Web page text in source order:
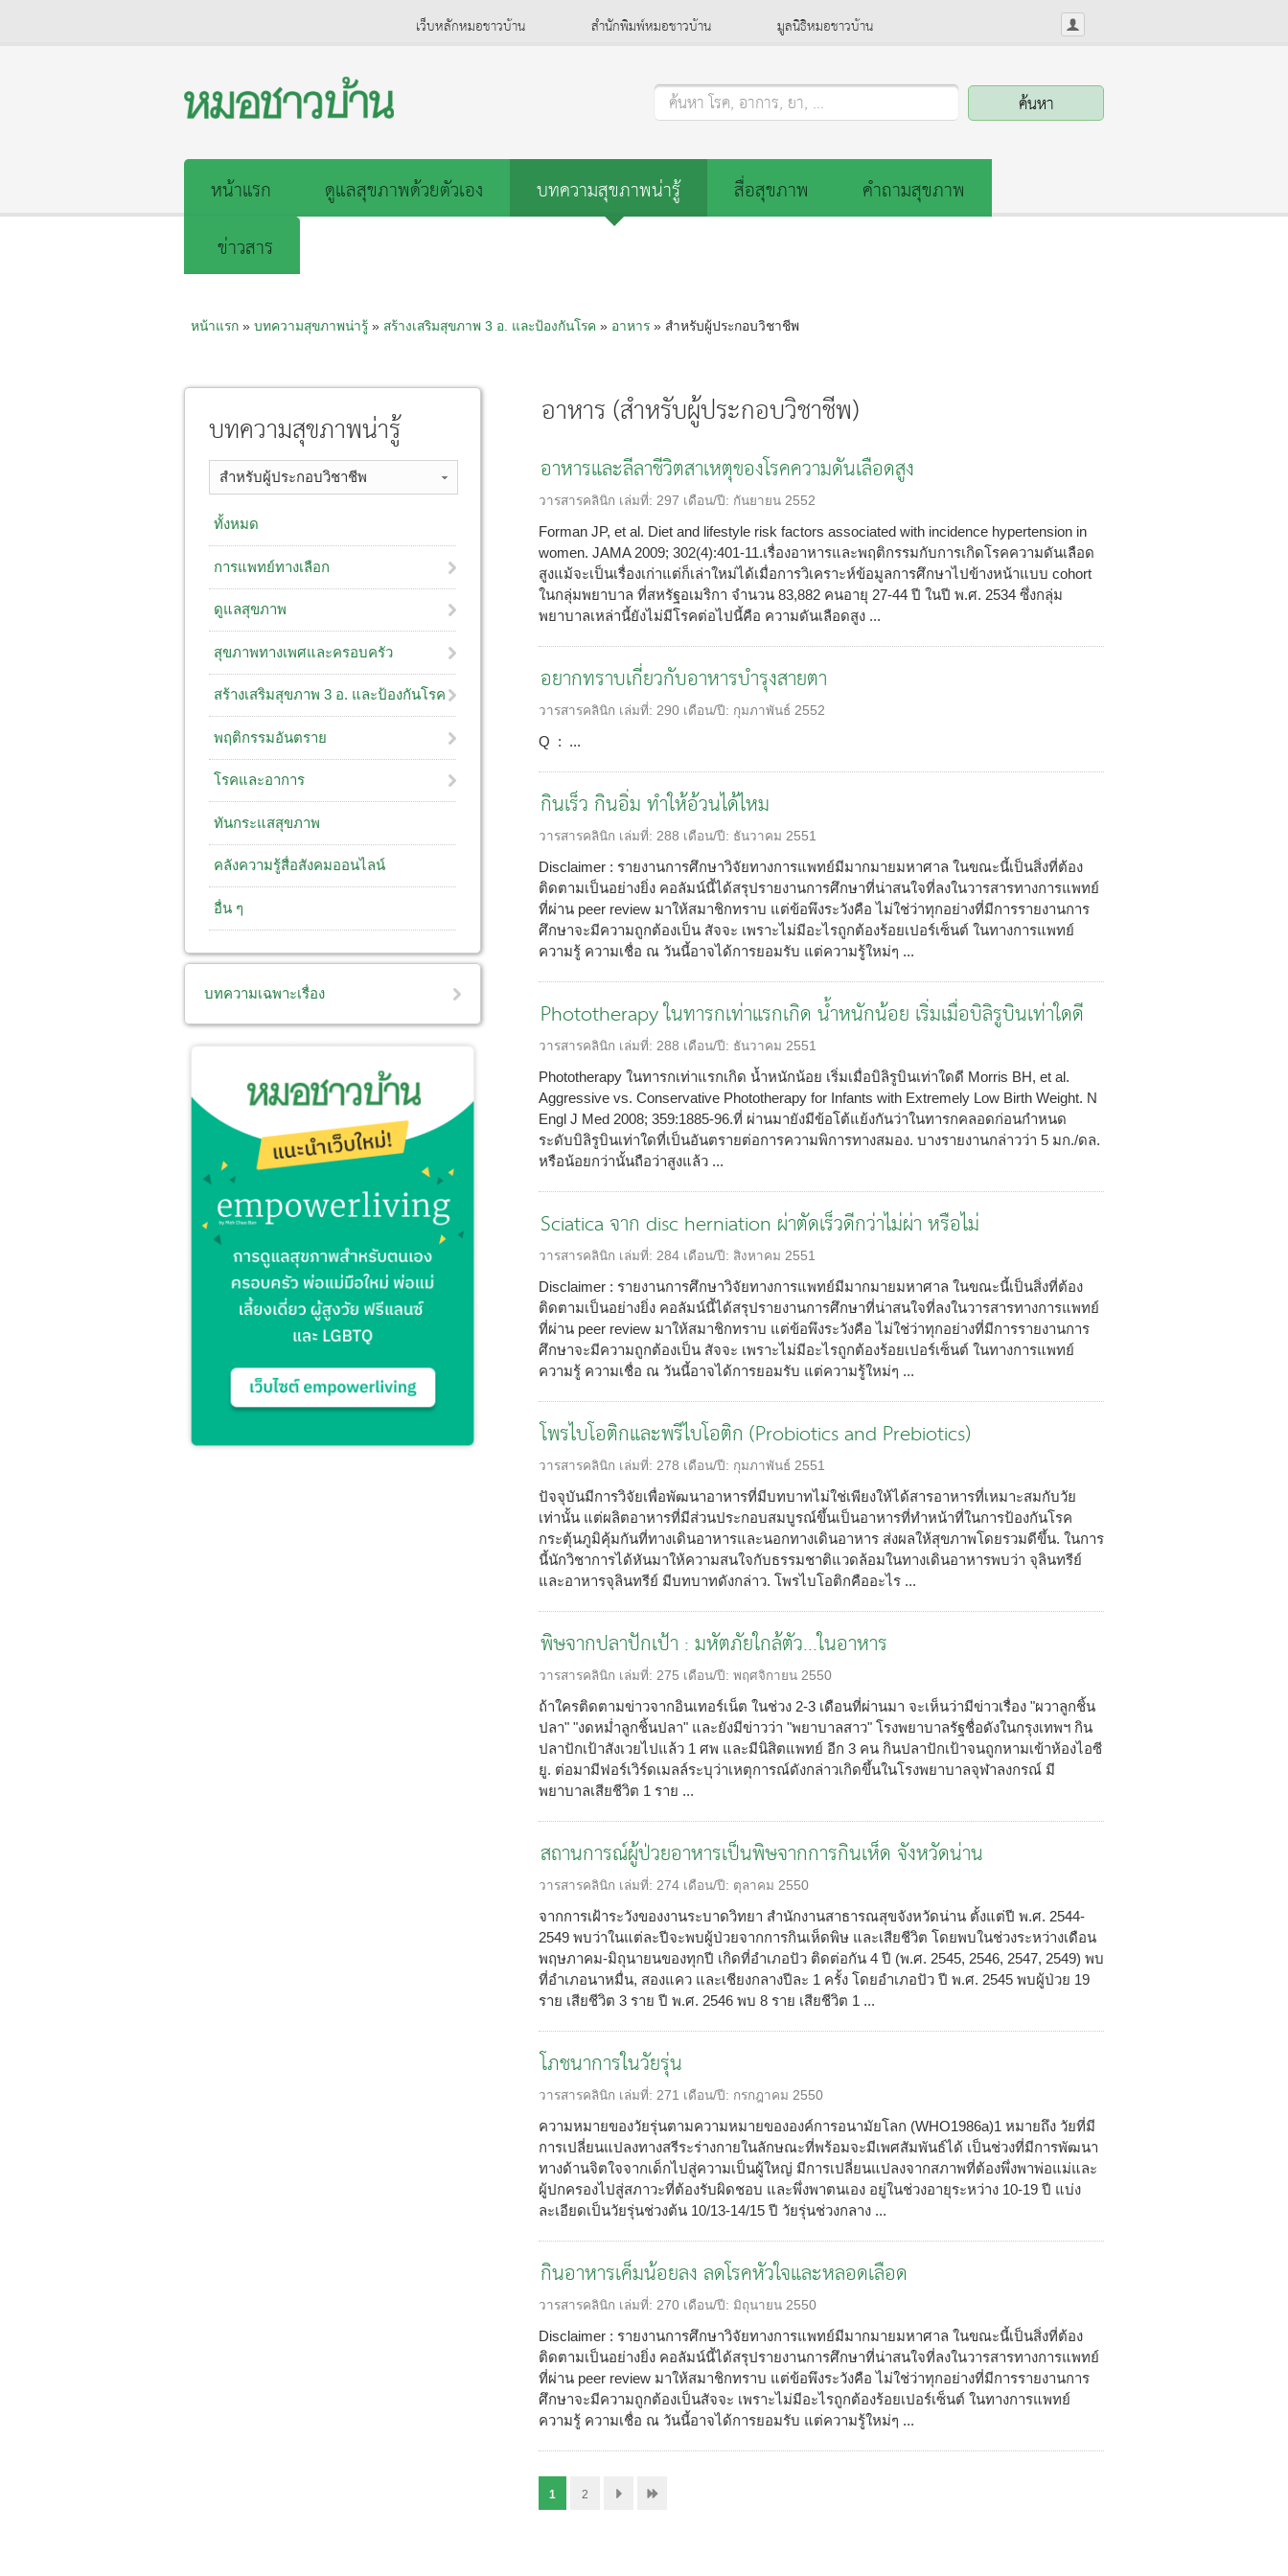
เว็บหลักหมอชาวบ้าน สำนักพิมพ์หมอชาวบ้าน มูลนิธิหมอชาวบ้าน
ค้นหา โรค, อาการ, ยา, ...
หน้าแรก ดูแลสุขภาพด้วยตัวเอง บทความสุขภาพน่ารู้ สื่อสุขภาพ
คำถามสุขภาพ
ข่าวสาร
หน้าแรก» บทความสุขภาพน่ารู้» สร้างเสริมสุขภาพ 3 อ.​ และป้องกันโรค » อาหาร» สำหรับผู้ประกอบวิชาชีพ
อาหาร (สำหรับผู้ประกอบวิชาชีพ)
อาหารและลีลาชีวิตสาเหตุของโรคความดันเลือดสูง
วารสารคลินิก เล่มที่: 297 เดือน/ปี: กันยายน 2552
Forman JP, et al. Diet and lifestyle risk factors associated with incidence hypertension in
women. JAMA 2009; 302(4):401-11.เรื่องอาหารและพฤติกรรมกับการเกิดโรคความดันเลือด
สูงแม้จะเป็นเรื่องเก่าแต่ก็เล่าใหม่ได้เมื่อการวิเคราะห์ข้อมูลการศึกษาไปข้างหน้าแบบ cohort
ในกลุ่มพยาบาล ที่สหรัฐอเมริกา จำนวน 83,882 คนอายุ 27-44 ปี ในปี พ.ศ. 2534 ซึ่งกลุ่ม
พยาบาลเหล่านี้ยังไม่มีโรคต่อไปนี้คือ ความดันเลือดสูง ...
อยากทราบเกี่ยวกับอาหารบำรุงสายตา
วารสารคลินิก เล่มที่: 290 เดือน/ปี: กุมภาพันธ์ 2552
Q : ...
กินเร็ว กินอิ่ม ทำให้อ้วนได้ไหม
วารสารคลินิก เล่มที่: 288 เดือน/ปี: ธันวาคม 2551
Disclaimer : รายงานการศึกษาวิจัยทางการแพทย์มีมากมายมหาศาล ในขณะนี้เป็นสิ่งที่ต้อง
ติดตามเป็นอย่างยิ่ง คอลัมน์นี้ได้สรุปรายงานการศึกษาที่น่าสนใจที่ลงในวารสารทางการแพทย์
ที่ผ่าน peer review มาให้สมาชิกทราบ แต่ข้อพึงระวังคือ ไม่ใช่ว่าทุกอย่างที่มีการรายงานการ
ศึกษาจะมีความถูกต้องเป็น สัจจะ เพราะไม่มีอะไรถูกต้องร้อยเปอร์เซ็นต์ ในทางการแพทย์
ความรู้ ความเชื่อ ณ วันนี้อาจได้การยอมรับ แต่ความรู้ใหม่ๆ ...
Phototherapy ในทารกเท่าแรกเกิด น้ำหนักน้อย เริ่มเมื่อบิลิรูบินเท่าใดดี
วารสารคลินิก เล่มที่: 288 เดือน/ปี: ธันวาคม 2551
Phototherapy ในทารกเท่าแรกเกิด น้ำหนักน้อย เริ่มเมื่อบิลิรูบินเท่าใดดี Morris BH, et al.
Aggressive vs. Conservative Phototherapy for Infants with Extremely Low Birth Weight. N
Engl J Med 2008; 359:1885-96.ที่ ผ่านมายังมีข้อโต้แย้งกันว่าในทารกคลอดก่อนกำหนด
ระดับบิลิรูบินเท่าใดที่เป็นอันตรายต่อการความพิการทางสมอง. บางรายงานกล่าวว่า 5 มก./ดล.
หรือน้อยกว่านั้นถือว่าสูงแล้ว ...
Sciatica จาก disc herniation ผ่าตัดเร็วดีกว่าไม่ผ่า หรือไม่
วารสารคลินิก เล่มที่: 284 เดือน/ปี: สิงหาคม 2551
Disclaimer : รายงานการศึกษาวิจัยทางการแพทย์มีมากมายมหาศาล ในขณะนี้เป็นสิ่งที่ต้อง
ติดตามเป็นอย่างยิ่ง คอลัมน์นี้ได้สรุปรายงานการศึกษาที่น่าสนใจที่ลงในวารสารทางการแพทย์
ที่ผ่าน peer review มาให้สมาชิกทราบ แต่ข้อพึงระวังคือ ไม่ใช่ว่าทุกอย่างที่มีการรายงานการ
ศึกษาจะมีความถูกต้องเป็น สัจจะ เพราะไม่มีอะไรถูกต้องร้อยเปอร์เซ็นต์ ในทางการแพทย์
ความรู้ ความเชื่อ ณ วันนี้อาจได้การยอมรับ แต่ความรู้ใหม่ๆ ...
โพรไบโอติกและพรีไบโอติก (Probiotics and Prebiotics)
วารสารคลินิก เล่มที่: 278 เดือน/ปี: กุมภาพันธ์ 2551
ปัจจุบันมีการวิจัยเพื่อพัฒนาอาหารที่มีบทบาทไม่ใช่เพียงให้ได้สารอาหารที่เหมาะสมกับวัย
เท่านั้น แต่ผลิตอาหารที่มีส่วนประกอบสมบูรณ์ขึ้นเป็นอาหารที่ทำหน้าที่ในการป้องกันโรค
กระตุ้นภูมิคุ้มกันที่ทางเดินอาหารและนอกทางเดินอาหาร ส่งผลให้สุขภาพโดยรวมดีขึ้น. ในการ
นี้นักวิชาการได้หันมาให้ความสนใจกับธรรมชาติแวดล้อมในทางเดินอาหารพบว่า จุลินทรีย์
และอาหารจุลินทรีย์ มีบทบาทดังกล่าว. โพรไบโอติกคืออะไร ...
พิษจากปลาปักเป้า : มหัตภัยใกล้ตัว...ในอาหาร
วารสารคลินิก เล่มที่: 275 เดือน/ปี: พฤศจิกายน 2550
ถ้าใครติดตามข่าวจากอินเทอร์เน็ต ในช่วง 2-3 เดือนที่ผ่านมา จะเห็นว่ามีข่าวเรื่อง "ผวาลูกชิ้น
ปลา" "งดหม่ำลูกชิ้นปลา" และยังมีข่าวว่า "พยาบาลสาว" โรงพยาบาลรัฐชื่อดังในกรุงเทพฯ กิน
ปลาปักเป้าสังเวยไปแล้ว 1 ศพ และมีนิสิตแพทย์ อีก 3 คน กินปลาปักเป้าจนถูกหามเข้าห้องไอซี
ยู. ต่อมามีฟอร์เวิร์ดเมลล์ระบุว่าเหตุการณ์ดังกล่าวเกิดขึ้นในโรงพยาบาลจุฬาลงกรณ์ มี
พยาบาลเสียชีวิต 1 ราย ...
สถานการณ์ผู้ป่วยอาหารเป็นพิษจากการกินเห็ด จังหวัดน่าน
วารสารคลินิก เล่มที่: 274 เดือน/ปี: ตุลาคม 2550
จากการเฝ้าระวังของงานระบาดวิทยา สำนักงานสาธารณสุขจังหวัดน่าน ตั้งแต่ปี พ.ศ. 2544-
2549 พบว่าในแต่ละปีจะพบผู้ป่วยจากการกินเห็ดพิษ และเสียชีวิต โดยพบในช่วงระหว่างเดือน
พฤษภาคม-มิถุนายนของทุกปี เกิดที่อำเภอปัว ติดต่อกัน 4 ปี (พ.ศ. 2545, 2546, 2547, 2549) พบ
ที่อำเภอนาหมื่น, สองแคว และเชียงกลางปีละ 1 ครั้ง โดยอำเภอปัว ปี พ.ศ. 2545 พบผู้ป่วย 19
ราย เสียชีวิต 3 ราย ปี พ.ศ. 2546 พบ 8 ราย เสียชีวิต 1 ...
โภชนาการในวัยรุ่น
วารสารคลินิก เล่มที่: 271 เดือน/ปี: กรกฎาคม 2550
ความหมายของวัยรุ่นตามความหมายขององค์การอนามัยโลก (WHO1986a)1 หมายถึง วัยที่มี
การเปลี่ยนแปลงทางสรีระร่างกายในลักษณะที่พร้อมจะมีเพศสัมพันธ์ได้ เป็นช่วงที่มีการพัฒนา
ทางด้านจิตใจจากเด็กไปสู่ความเป็นผู้ใหญ่ มีการเปลี่ยนแปลงจากสภาพที่ต้องพึ่งพาพ่อแม่และ
ผู้ปกครองไปสู่สภาวะที่ต้องรับผิดชอบ และพึ่งพาตนเอง อยู่ในช่วงอายุระหว่าง 10-19 ปี แบ่ง
ละเอียดเป็นวัยรุ่นช่วงต้น 10/13-14/15 ปี วัยรุ่นช่วงกลาง ...
กินอาหารเค็มน้อยลง ลดโรคหัวใจและหลอดเลือด
วารสารคลินิก เล่มที่: 270 เดือน/ปี: มิถุนายน 2550
Disclaimer : รายงานการศึกษาวิจัยทางการแพทย์มีมากมายมหาศาล ในขณะนี้เป็นสิ่งที่ต้อง
ติดตามเป็นอย่างยิ่ง คอลัมน์นี้ได้สรุปรายงานการศึกษาที่น่าสนใจที่ลงในวารสารทางการแพทย์
ที่ผ่าน peer review มาให้สมาชิกทราบ แต่ข้อพึงระวังคือ ไม่ใช่ว่าทุกอย่างที่มีการรายงานการ
ศึกษาจะมีความถูกต้องเป็นสัจจะ เพราะไม่มีอะไรถูกต้องร้อยเปอร์เซ็นต์ ในทางการแพทย์
ความรู้ ความเชื่อ ณ วันนี้อาจได้การยอมรับ แต่ความรู้ใหม่ๆ ...
1 2
บทความสุขภาพน่ารู้
สำหรับผู้ประกอบวิชาชีพ
ทั้งหมด
การแพทย์ทางเลือก
ดูแลสุขภาพ
สุขภาพทางเพศและครอบครัว
สร้างเสริมสุขภาพ 3 อ. ​และป้องกันโรค
พฤติกรรมอันตราย
โรคและอาการ
ทันกระแสสุขภาพ
คลังความรู้สื่อสังคมออนไลน์
อื่น ๆ
บทความเฉพาะเรื่อง